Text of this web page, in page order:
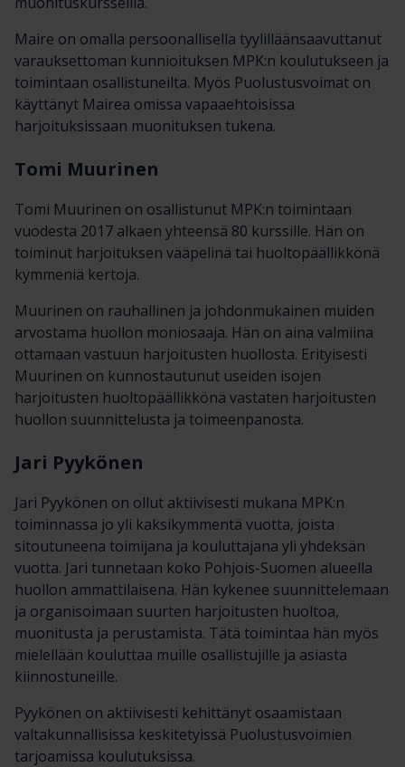
Maire on omalla persoonallisella tyylilläänsaavuttanut
varauksettoman kunnioituksen MPK:n koulutukseen ja
toimintaan osallistuneilta. Myös Puolustusvoimat on
käyttänyt Mairea omissa vapaaehtoisissa
harjoituksissaan muonituksen tukena.
Tomi Muurinen
Tomi Muurinen on osallistunut MPK:n toimintaan
vuodesta 2017 alkaen yhteensä 80 kurssille. Hän on
toiminut harjoituksen vääpelinä tai huoltopäällikkönä
kymmeniä kertoja.
Muurinen on rauhallinen ja johdonmukainen muiden
arvostama huollon moniosaaja. Hän on aina valmiina
ottamaan vastuun harjoitusten huollosta. Erityisesti
Muurinen on kunnostautunut useiden isojen
harjoitusten huoltopäällikkönä vastaten harjoitusten
huollon suunnittelusta ja toimeenpanosta.
Jari Pyykönen
Jari Pyykönen on ollut aktiivisesti mukana MPK:n
toiminnassa jo yli kaksikymmentä vuotta, joista
sitoutuneena toimijana ja kouluttajana yli yhdeksän
vuotta. Jari tunnetaan koko Pohjois-Suomen alueella
huollon ammattilaisena. Hän kykenee suunnittelemaan
ja organisoimaan suurten harjoitusten huoltoa,
muonitusta ja perustamista. Tätä toimintaa hän myös
mielellään kouluttaa muille osallistujille ja asiasta
kiinnostuneille.
Pyykönen on aktiivisesti kehittänyt osaamistaan
valtakunnallisissa keskitetyissä Puolustusvoimien
tarjoamissa koulutuksissa.